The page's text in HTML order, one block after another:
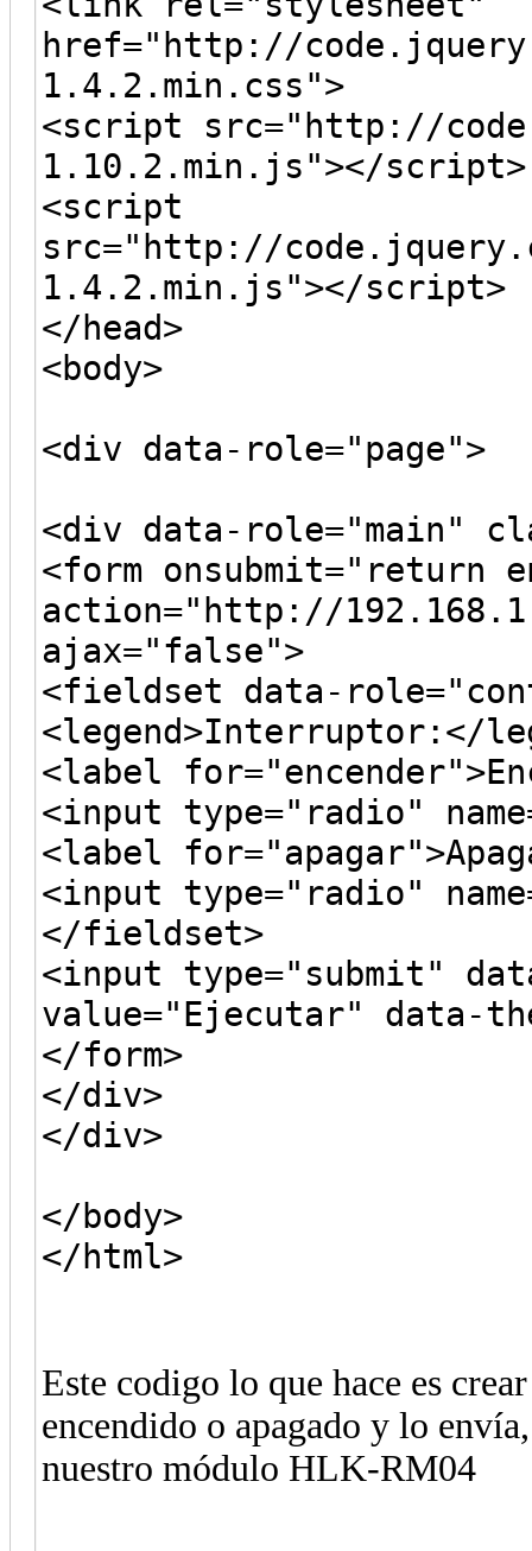
href="http://
1.4.2.min.css">
<script src="http://
1.10.2.min.js"></script>
<script
src="http://
1.4.2.min.js"></script>
</head>
<body>
<div data-role="page">
<div data-role="main"
<form
action="http://
ajax="false">
<fieldset data-
<legend>Interruptor:</
<label
<input type="radio"
<label
<input type="radio"
</fieldset>
<input type="submit"
value="Ejecutar" data-
</form>
</div>
</div>
</body>
</html>
Este codigo lo que hace es
encendido o apagado y lo
nuestro módulo HLK-RM04